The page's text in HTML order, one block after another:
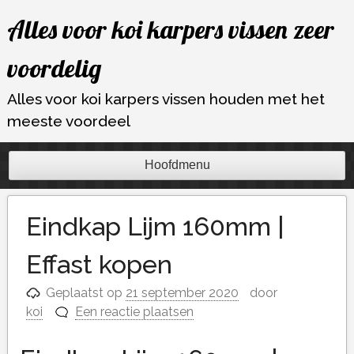
naar
inhoud
Alles voor koi karpers vissen zeer
voordelig
Alles voor koi karpers vissen houden met het
meeste voordeel
Hoofdmenu
Eindkap Lijm 160mm |
Effast kopen
Geplaatst op 21 september 2020
door
koi
Een reactie plaatsen